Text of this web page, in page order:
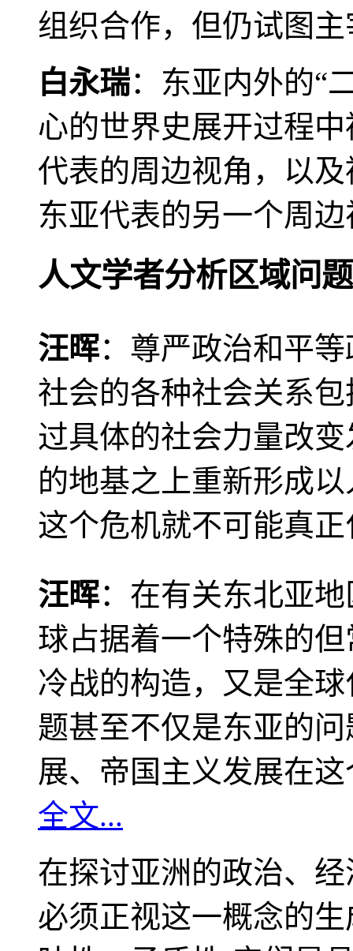
组织合作，但仍试图
白永瑞：东亚内外的“
心的世界史展开过程
代表的周边视角，以
东亚代表的另一个周
人文学者分析区域问题
汪晖：尊严政治和平
社会的各种社会关系
过具体的社会力量改
的地基之上重新形成
这个危机就不可能真
汪晖：在有关东北亚
球占据着一个特殊的
冷战的构造，又是全
题甚至不仅是东亚的
展、帝国主义发展在
全文...
在探讨亚洲的政治、
必须正视这一概念的